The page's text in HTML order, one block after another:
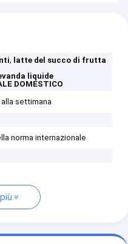
, latte del succo di frutta
liquide
DOMESTICO
alla settimana
norma internazionale